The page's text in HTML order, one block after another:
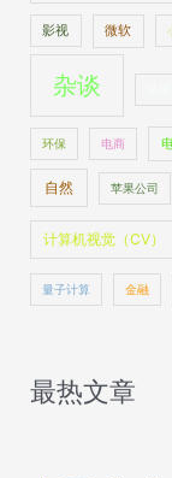
影视 微软
杂谈
环保 电商
自然 苹果公司
计算机视觉（CV）
量子计算 金融
最热文章